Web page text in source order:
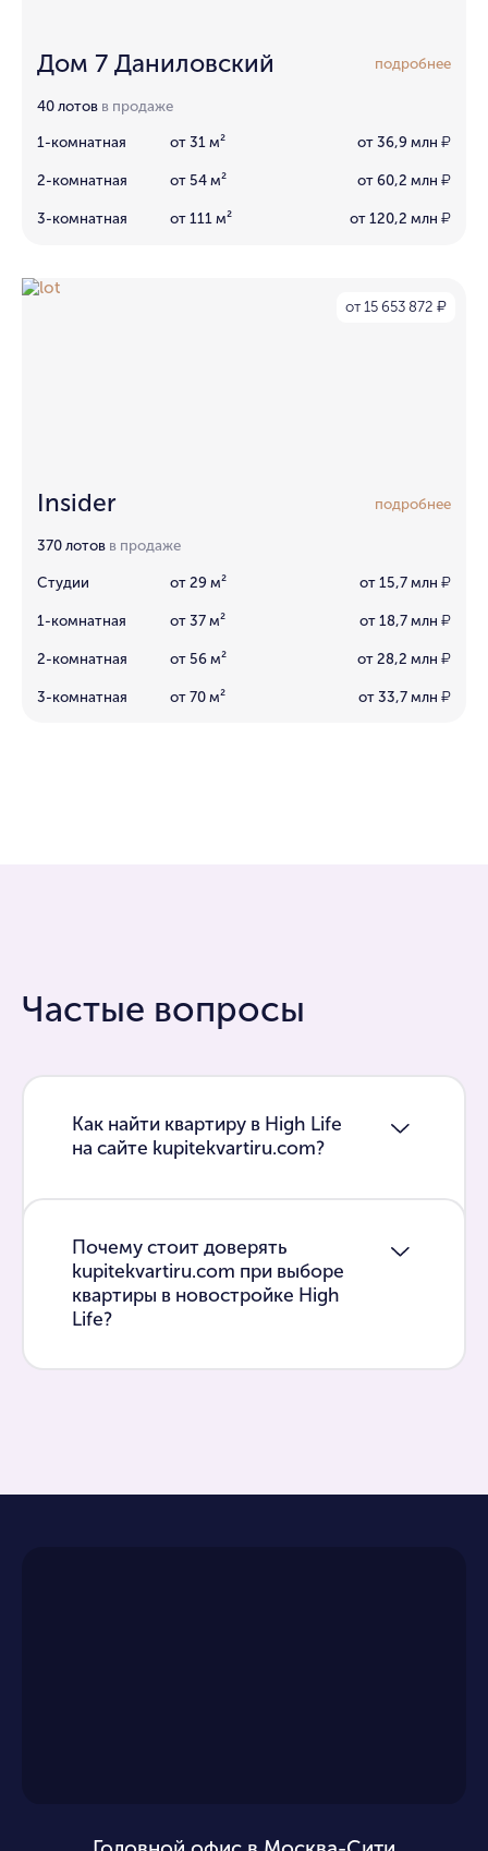
Дом 7 Даниловский подробнее
40 лотов в продаже
1-комнатная от 31 м² от 36,9 млн ₽
2-комнатная от 54 м² от 60,2 млн ₽
3-комнатная от 111 м² от 120,2 млн ₽
от 15 653 872 ₽
Insider подробнее
370 лотов в продаже
Студии от 29 м² от 15,7 млн ₽
1-комнатная от 37 м² от 18,7 млн ₽
2-комнатная от 56 м² от 28,2 млн ₽
3-комнатная от 70 м² от 33,7 млн ₽
Частые вопросы
Как найти квартиру в High Life
на сайте kupitekvartiru.com?
Почему стоит доверять
kupitekvartiru.com при выборе
квартиры в новостройке High
Life?